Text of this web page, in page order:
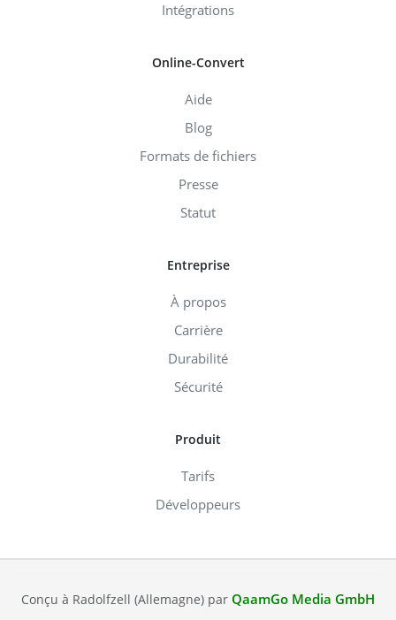
Intégrations
Online-Convert
Aide
Blog
Formats de fichiers
Presse
Statut
Entreprise
À propos
Carrière
Durabilité
Sécurité
Produit
Tarifs
Développeurs
Conçu à Radolfzell (Allemagne) par QaamGo Media GmbH